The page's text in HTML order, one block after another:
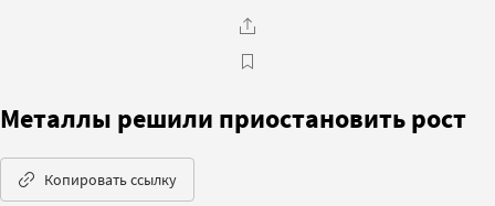
Металлы решили приостановить рост
Копировать ссылку